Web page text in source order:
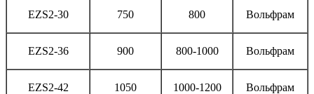
EZS2-30 750 800 Вольфрам
EZS2-36 900 800-1000 Вольфрам
EZS2-42 1050 1000-1200 Вольфрам